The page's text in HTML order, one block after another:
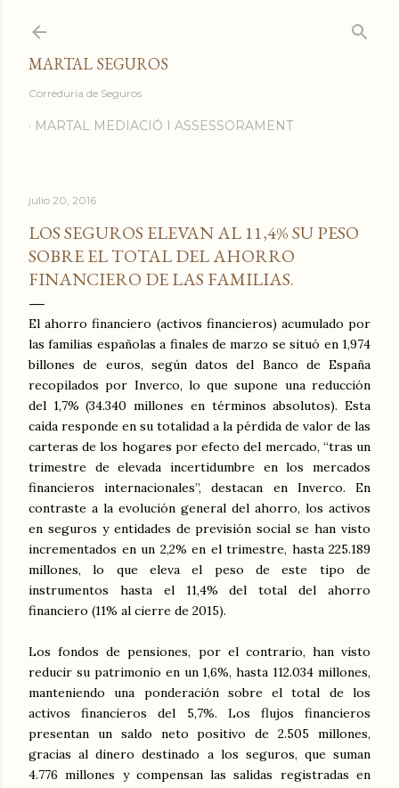
MARTAL SEGUROS
Correduría de Seguros
MARTAL MEDIACIÓ I ASSESSORAMENT
julio 20, 2016
LOS SEGUROS ELEVAN AL 11,4% SU PESO
SOBRE EL TOTAL DEL AHORRO
FINANCIERO DE LAS FAMILIAS.
El ahorro financiero (activos financieros) acumulado por
las familias españolas a finales de marzo se situó en 1,974
billones de euros, según datos del Banco de España
recopilados por Inverco, lo que supone una reducción
del 1,7% (34.340 millones en términos absolutos). Esta
caída responde en su totalidad a la pérdida de valor de las
carteras de los hogares por efecto del mercado, “tras un
trimestre de elevada incertidumbre en los mercados
financieros internacionales”, destacan en Inverco. En
contraste a la evolución general del ahorro, los activos
en seguros y entidades de previsión social se han visto
incrementados en un 2,2% en el trimestre, hasta 225.189
millones, lo que eleva el peso de este tipo de
instrumentos hasta el 11,4% del total del ahorro
financiero (11% al cierre de 2015).
Los fondos de pensiones, por el contrario, han visto
reducir su patrimonio en un 1,6%, hasta 112.034 millones,
manteniendo una ponderación sobre el total de los
activos financieros del 5,7%. Los flujos financieros
presentan un saldo neto positivo de 2.505 millones,
gracias al dinero destinado a los seguros, que suman
4.776 millones y compensan las salidas registradas en